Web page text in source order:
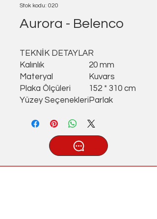
Stok kodu: 020
Aurora - Belenco
TEKNİK DETAYLAR
Kalınlık
20 mm
Materyal
Kuvars
Plaka Ölçüleri
152 * 310 cm
Yüzey Seçenekleri Parlak